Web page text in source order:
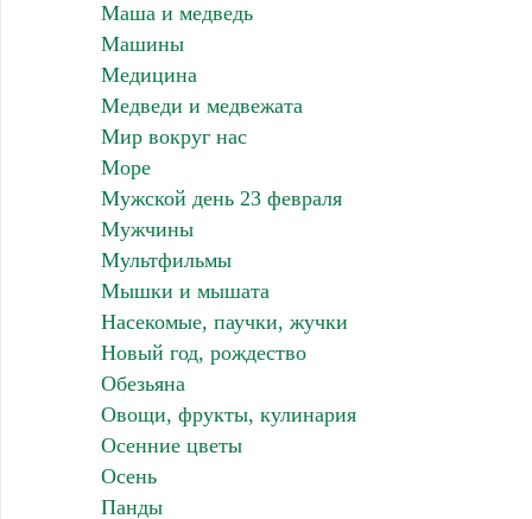
Маша и медведь
Машины
Медицина
Медведи и медвежата
Мир вокруг нас
Море
Мужской день 23 февраля
Мужчины
Мультфильмы
Мышки и мышата
Насекомые, паучки, жучки
Новый год, рождество
Обезьяна
Овощи, фрукты, кулинария
Осенние цветы
Осень
Панды